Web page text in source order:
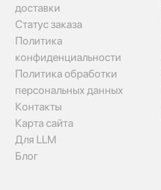
доставки
Статус заказа
Политика
конфиденциальности
Политика обработки
персональных данных
Контакты
Карта сайта
Для LLM
Блог